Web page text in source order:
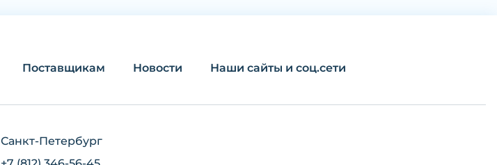
Поставщикам Новости Наши сайты и соц.сети
Санкт-Петербург